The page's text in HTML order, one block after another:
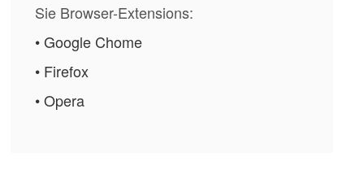
Sie Browser-Extensions:
• Google Chome
• Firefox
• Opera